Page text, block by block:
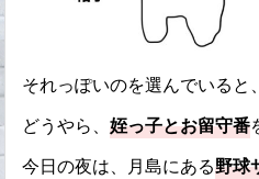
それっぽいのを選んでいると
どうやら、姪っ子とお留守番
今日の夜は、月島にある野球